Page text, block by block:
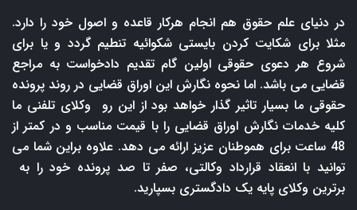
در دنیای علم حقوق هم انجام هرکار قاعده و اصول خود را دارد.
مثلا برای شکایت کردن بایستی شکوائیه تنطیم گردد و یا برای
شروع هر دعوی حقوقی اولین گام تقدیم دادخواست به مراجع
قضایی می باشد. اما نحوه نگارش این اوراق قضایی در روند پرونده
حقوقی ما بسیار تاثیر گذار خواهد بود از این رو وکلای تلفنی ما
کلیه خدمات نگارش اوراق قضایی را با قیمت مناسب و در کمتر از
48 ساعت برای هموطنان عزیز ارائه می دهد. علاوه براین شما می
توانید با انعقاد قرارداد وکالتی، صفر تا صد پرونده خود را به
برترین وکلای پایه یک دادگستری بسپارید.